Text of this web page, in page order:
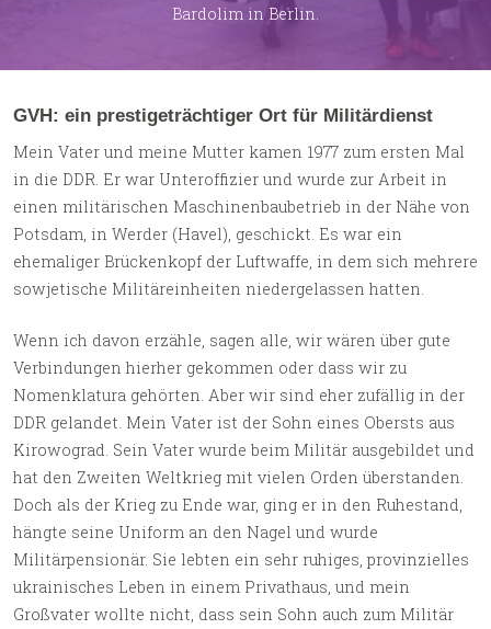
Bardolim in Berlin.
GVH: ein prestigeträchtiger Ort für Militärdienst
Mein Vater und meine Mutter kamen 1977 zum ersten Mal
in die DDR. Er war Unteroffizier und wurde zur Arbeit in
einen militärischen Maschinenbaubetrieb in der Nähe von
Potsdam, in Werder (Havel), geschickt. Es war ein
ehemaliger Brückenkopf der Luftwaffe, in dem sich mehrere
sowjetische Militäreinheiten niedergelassen hatten.
Wenn ich davon erzähle, sagen alle, wir wären über gute
Verbindungen hierher gekommen oder dass wir zu
Nomenklatura gehörten. Aber wir sind eher zufällig in der
DDR gelandet. Mein Vater ist der Sohn eines Obersts aus
Kirowograd. Sein Vater wurde beim Militär ausgebildet und
hat den Zweiten Weltkrieg mit vielen Orden überstanden.
Doch als der Krieg zu Ende war, ging er in den Ruhestand,
hängte seine Uniform an den Nagel und wurde
Militärpensionär. Sie lebten ein sehr ruhiges, provinzielles
ukrainisches Leben in einem Privathaus, und mein
Großvater wollte nicht, dass sein Sohn auch zum Militär